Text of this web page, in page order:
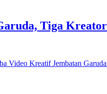
Tiga